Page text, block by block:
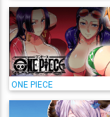
ONE PIECE